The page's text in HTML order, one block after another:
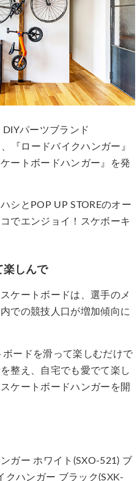
パーツブランド
『ロードバイクハンガー』
ートボードハンガー』を発
シとPOP UP STOREのオー
でエンジョイ！スケボーキ
楽しんで
ケートボードは、選手のメ
での競技人口が増加傾向に
ボードを滑って楽しむだけで
整え、自宅でも愛でて楽し
ケートボードハンガーを開
ガー ホワイト(SXO-521) ブ
クハンガー ブラック(SXK-